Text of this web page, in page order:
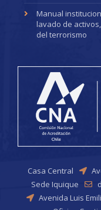
Manual
lavado de
del terrorismo
Casa Central
Sede Iquique
Avenida Luis